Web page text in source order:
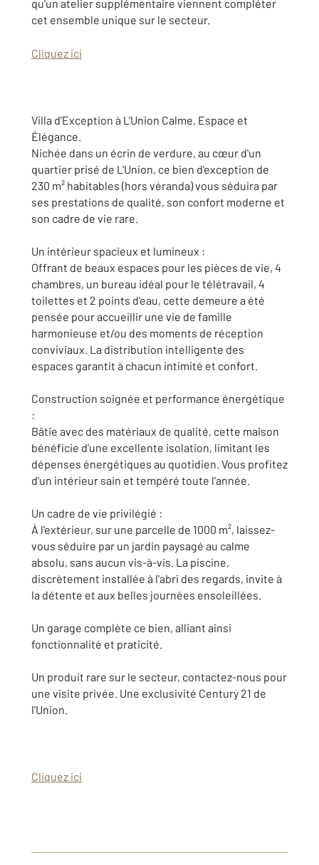
qu'un atelier supplémentaire viennent compléter
cet ensemble unique sur le secteur.
Cliquez ici
Villa d'Exception à L'Union Calme, Espace et
Élégance.
Nichée dans un écrin de verdure, au cœur d'un
quartier prisé de L'Union, ce bien d'exception de
230 m² habitables (hors véranda) vous séduira par
ses prestations de qualité, son confort moderne et
son cadre de vie rare.
Un intérieur spacieux et lumineux :
Offrant de beaux espaces pour les pièces de vie, 4
chambres, un bureau idéal pour le télétravail, 4
toilettes et 2 points d'eau, cette demeure a été
pensée pour accueillir une vie de famille
harmonieuse et/ou des moments de réception
conviviaux. La distribution intelligente des
espaces garantit à chacun intimité et confort.
Construction soignée et performance énergétique
:
Bâtie avec des matériaux de qualité, cette maison
bénéficie d'une excellente isolation, limitant les
dépenses énergétiques au quotidien. Vous profitez
d'un intérieur sain et tempéré toute l'année.
Un cadre de vie privilégié :
À l'extérieur, sur une parcelle de 1000 m², laissez-
vous séduire par un jardin paysagé au calme
absolu, sans aucun vis-à-vis. La piscine,
discrètement installée à l'abri des regards, invite à
la détente et aux belles journées ensoleillées.
Un garage complète ce bien, alliant ainsi
fonctionnalité et praticité.
Un produit rare sur le secteur, contactez-nous pour
une visite privée. Une exclusivité Century 21 de
l'Union.
Cliquez ici